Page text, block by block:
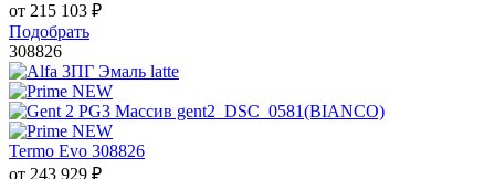
от 215 103 ₽
Подобрать
308826
Termo Evo 308826
от 243 929 ₽